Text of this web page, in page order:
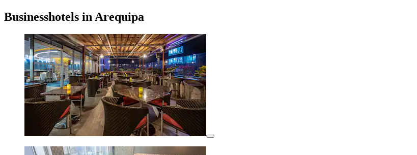
Businesshotels in Arequipa